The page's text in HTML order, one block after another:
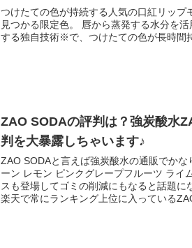
つけたての色が持続する人気の口紅リップ
見つかる限定色。 唇から蒸発する水分を
する独自技術※で、つけたての色が長時間
ZAO SODAの評判は？強炭酸水
判を大暴露しちゃいます♪
ZAO SODAと言えば強炭酸水の通販でか
ーン レモン ピンクグレープフルーツ ライ
スも登場してゴミの削減にもなると話題に
楽天で常にランキング上位に入っている